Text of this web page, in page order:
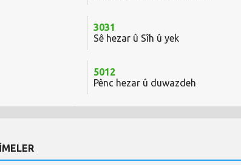
3031
Sê hezar û Sîh û yek
5012
Pênc hezar û duwazdeh